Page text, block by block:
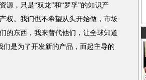
，只是“双龙”和“罗孚”的知识产
权。我们也不希望从头开始做，市场
的东西，我来替代他们，让全球知道
是为了开发新的产品，而起主导的